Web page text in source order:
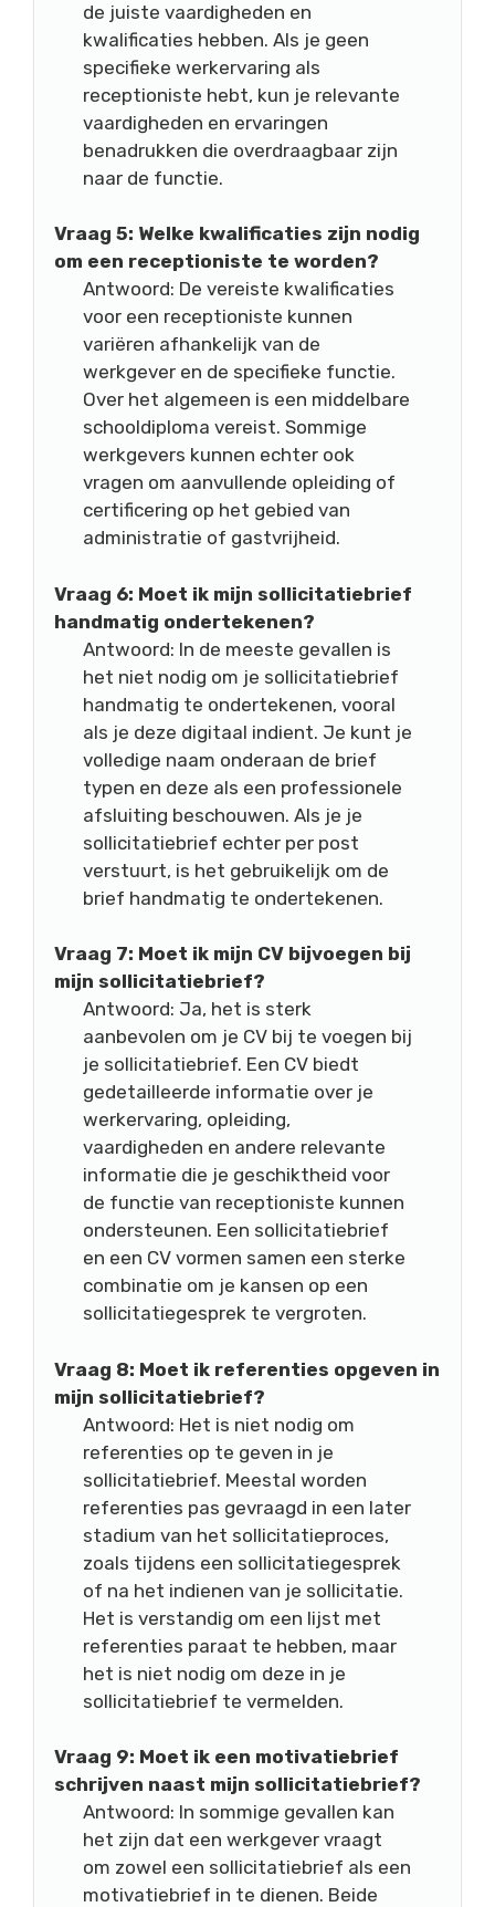
de juiste vaardigheden en
kwalificaties hebben. Als je geen
specifieke werkervaring als
receptioniste hebt, kun je relevante
vaardigheden en ervaringen
benadrukken die overdraagbaar zijn
naar de functie.
Vraag 5: Welke kwalificaties zijn nodig
om een receptioniste te worden?
Antwoord: De vereiste kwalificaties
voor een receptioniste kunnen
variëren afhankelijk van de
werkgever en de specifieke functie.
Over het algemeen is een middelbare
schooldiploma vereist. Sommige
werkgevers kunnen echter ook
vragen om aanvullende opleiding of
certificering op het gebied van
administratie of gastvrijheid.
Vraag 6: Moet ik mijn sollicitatiebrief
handmatig ondertekenen?
Antwoord: In de meeste gevallen is
het niet nodig om je sollicitatiebrief
handmatig te ondertekenen, vooral
als je deze digitaal indient. Je kunt je
volledige naam onderaan de brief
typen en deze als een professionele
afsluiting beschouwen. Als je je
sollicitatiebrief echter per post
verstuurt, is het gebruikelijk om de
brief handmatig te ondertekenen.
Vraag 7: Moet ik mijn CV bijvoegen bij
mijn sollicitatiebrief?
Antwoord: Ja, het is sterk
aanbevolen om je CV bij te voegen bij
je sollicitatiebrief. Een CV biedt
gedetailleerde informatie over je
werkervaring, opleiding,
vaardigheden en andere relevante
informatie die je geschiktheid voor
de functie van receptioniste kunnen
ondersteunen. Een sollicitatiebrief
en een CV vormen samen een sterke
combinatie om je kansen op een
sollicitatiegesprek te vergroten.
Vraag 8: Moet ik referenties opgeven in
mijn sollicitatiebrief?
Antwoord: Het is niet nodig om
referenties op te geven in je
sollicitatiebrief. Meestal worden
referenties pas gevraagd in een later
stadium van het sollicitatieproces,
zoals tijdens een sollicitatiegesprek
of na het indienen van je sollicitatie.
Het is verstandig om een lijst met
referenties paraat te hebben, maar
het is niet nodig om deze in je
sollicitatiebrief te vermelden.
Vraag 9: Moet ik een motivatiebrief
schrijven naast mijn sollicitatiebrief?
Antwoord: In sommige gevallen kan
het zijn dat een werkgever vraagt
om zowel een sollicitatiebrief als een
motivatiebrief in te dienen. Beide